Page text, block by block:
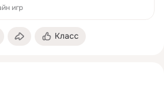
6*Корвус Глэйв 3/45 -6*Контакт
игр
Класс